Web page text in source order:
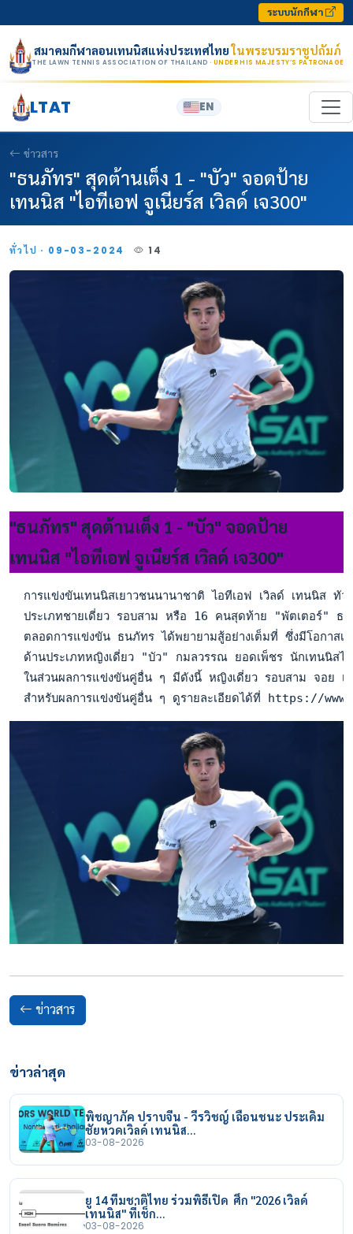
ระบบนักกีฬา
สมาคมกีฬาลอนเทนนิสแห่งประเทศไทยในพระบรมราชูปถัมภ์
THE LAWN TENNIS ASSOCIATION OF THAILAND · UNDER HIS MAJESTY’S PATRONAGE
LTAT EN
ข่าวสาร
"ธนภัทร" สุดต้านเต็ง 1 - "บัว" จอดป้าย
เทนนิส "ไอทีเอฟ จูเนียร์ส เวิลด์ เจ300"
ทั่วไป · 09-03-2024 14
"ธนภัทร" สุดต้านเต็ง 1 - "บัว" จอดป้าย
เทนนิส "ไอทีเอฟ จูเนียร์ส เวิลด์ เจ300"
การแข่งขันเทนนิสเยาวชนนานาชาติ ไอทีเอฟ เวิลด์ เทนนิส
ประเภทชายเดี่ยว รอบสาม หรือ 16 คนสุดท้าย "พัตเตอร์" ธ
ตลอดการแข่งขัน ธนภัทร ได้พยายามสู้อย่างเต็มที่ ซึ่งมีโอกาส
ด้านประเภทหญิงเดี่ยว "บัว" กมลวรรณ ยอดเพ็ชร นักเทนนิส
ในส่วนผลการแข่งขันคู่อื่น ๆ มีดังนี้ หญิงเดี่ยว รอบสาม จอย
สำหรับผลการแข่งขันคู่อื่น ๆ ดูรายละเอียดได้ที่ https://
ข่าวสาร
ข่าวล่าสุด
พิชญาภัค ปราบจีน - วีรวิชญ์ เฉือนชนะ ประเดิม
ชัยหวดเวิลด์ เทนนิส…
03-08-2026
ยู 14 ทีมชาติไทย ร่วมพิธีเปิด ศึก "2026 เวิลด์
เทนนิส" ที่เช็ก…
03-08-2026